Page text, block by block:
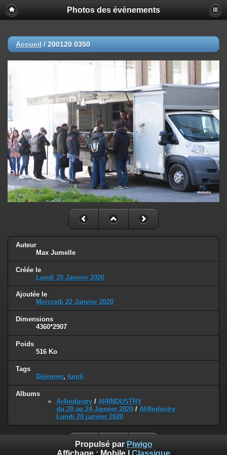
Photos des évènements
Accueil / 200120 0350
Auteur
Max Jumelle
Créée le
Lundi 20 Janvier 2020
Ajoutée le
Mercredi 22 Janvier 2020
Dimensions
4360*2907
Poids
516 Ko
Tags
Déjeuner, lundi
Albums
Ai4industry / AI4INDUSTRY
du 20 au 24 Janvier 2020 / AI4Industry
Lundi 20 janvier 2020
Propulsé par Piwigo